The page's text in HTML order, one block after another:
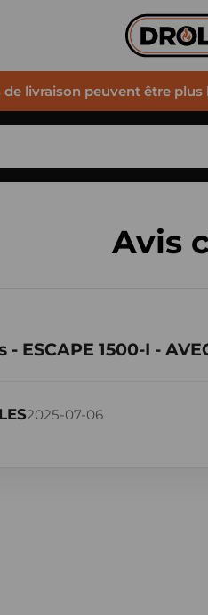
de livraison peuvent être
Avis
ESCAPE 1500-I -
2025-07-06